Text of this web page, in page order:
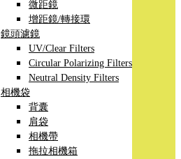
微距鏡
增距鏡/轉接環
鏡頭濾鏡
UV/Clear Filters
Circular Polarizing Filters
Neutral Density Filters
相機袋
背囊
肩袋
相機帶
拖拉相機箱